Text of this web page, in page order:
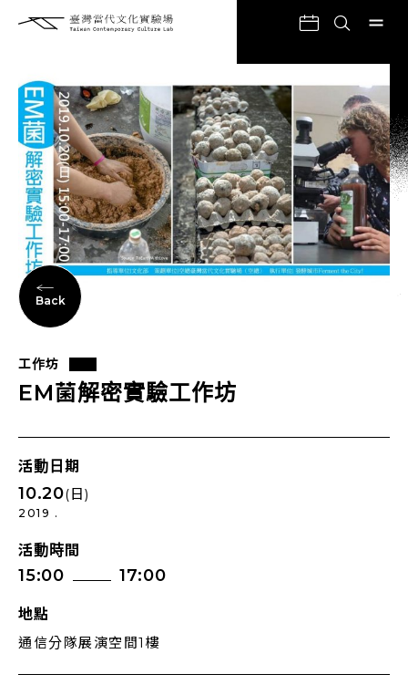
Back
工作坊
EM菌解密實驗工作坊
活動日期
10.20(日)
2019 .
活動時間
15:00 17:00
地點
通信分隊展演空間1樓